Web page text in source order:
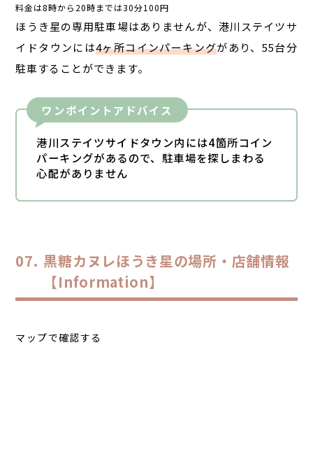
料金は8時から 20時までは30分100円
ほうき星の専用駐車場はありませんが、港川ステイツサ
イドタウンには4ヶ所コインパーキングがあり、55台分
駐車することができます。
ワンポイントアドバイス
港川ステイツサイドタウン内には4箇所コイン
パーキングがあるので、駐車場を探しまわる
心配がありません
黒糖カヌレほうき星の場所・店舗情報
【Information】
マップで確認する